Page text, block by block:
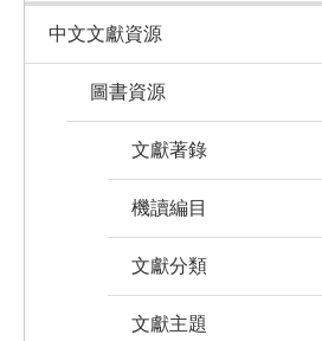
中文文獻資源
圖書資源
文獻著錄
機讀編目
文獻分類
文獻主題